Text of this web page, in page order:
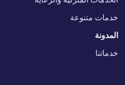
خدمات متنوعة
المدونة
خدماتنا